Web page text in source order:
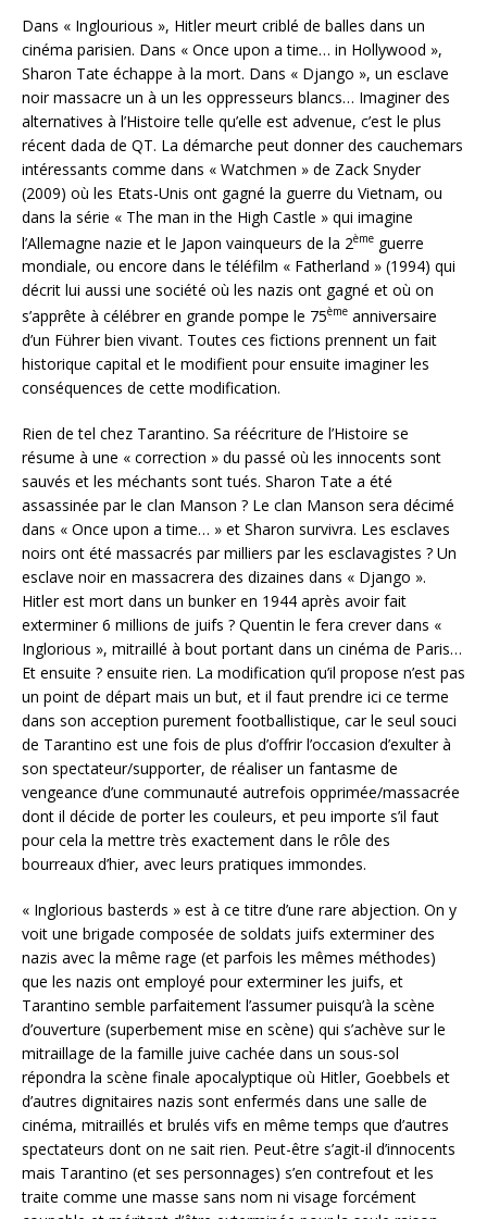
Dans « Inglourious », Hitler meurt criblé de balles dans un
cinéma parisien. Dans « Once upon a time… in Hollywood »,
Sharon Tate échappe à la mort. Dans « Django », un esclave
noir massacre un à un les oppresseurs blancs… Imaginer des
alternatives à l’Histoire telle qu’elle est advenue, c’est le plus
récent dada de QT. La démarche peut donner des cauchemars
intéressants comme dans « Watchmen » de Zack Snyder
(2009) où les Etats-Unis ont gagné la guerre du Vietnam, ou
dans la série « The man in the High Castle » qui imagine
l’Allemagne nazie et le Japon vainqueurs de la 2ème guerre
mondiale, ou encore dans le téléfilm « Fatherland » (1994) qui
décrit lui aussi une société où les nazis ont gagné et où on
s’apprête à célébrer en grande pompe le 75ème anniversaire
d’un Führer bien vivant. Toutes ces fictions prennent un fait
historique capital et le modifient pour ensuite imaginer les
conséquences de cette modification.
Rien de tel chez Tarantino. Sa réécriture de l’Histoire se
résume à une « correction » du passé où les innocents sont
sauvés et les méchants sont tués. Sharon Tate a été
assassinée par le clan Manson ? Le clan Manson sera décimé
dans « Once upon a time… » et Sharon survivra. Les esclaves
noirs ont été massacrés par milliers par les esclavagistes ? Un
esclave noir en massacrera des dizaines dans « Django ».
Hitler est mort dans un bunker en 1944 après avoir fait
exterminer 6 millions de juifs ? Quentin le fera crever dans «
Inglorious », mitraillé à bout portant dans un cinéma de Paris…
Et ensuite ? ensuite rien. La modification qu’il propose n’est pas
un point de départ mais un but, et il faut prendre ici ce terme
dans son acception purement footballistique, car le seul souci
de Tarantino est une fois de plus d’offrir l’occasion d’exulter à
son spectateur/supporter, de réaliser un fantasme de
vengeance d’une communauté autrefois opprimée/massacrée
dont il décide de porter les couleurs, et peu importe s’il faut
pour cela la mettre très exactement dans le rôle des
bourreaux d’hier, avec leurs pratiques immondes.
« Inglorious basterds » est à ce titre d’une rare abjection. On y
voit une brigade composée de soldats juifs exterminer des
nazis avec la même rage (et parfois les mêmes méthodes)
que les nazis ont employé pour exterminer les juifs, et
Tarantino semble parfaitement l’assumer puisqu’à la scène
d’ouverture (superbement mise en scène) qui s’achève sur le
mitraillage de la famille juive cachée dans un sous-sol
répondra la scène finale apocalyptique où Hitler, Goebbels et
d’autres dignitaires nazis sont enfermés dans une salle de
cinéma, mitraillés et brulés vifs en même temps que d’autres
spectateurs dont on ne sait rien. Peut-être s’agit-il d’innocents
mais Tarantino (et ses personnages) s’en contrefout et les
traite comme une masse sans nom ni visage forcément